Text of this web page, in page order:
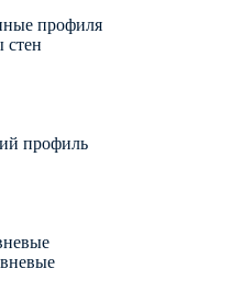
профиля
стен
профиль